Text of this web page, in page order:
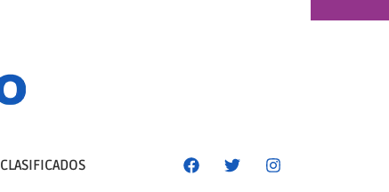
CLASIFICADOS